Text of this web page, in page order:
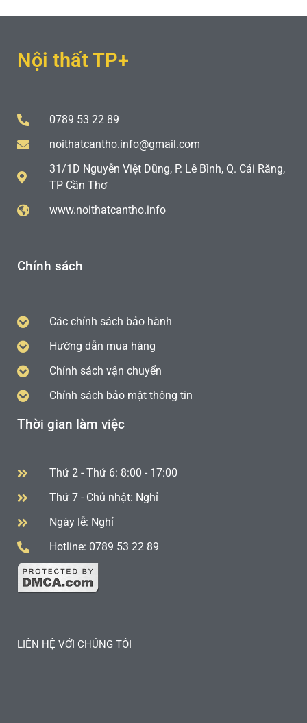
Nội thất TP+
0789 53 22 89
noithatcantho.info@gmail.com
31/1D Nguyễn Việt Dũng, P. Lê Bình, Q. Cái Răng,
TP Cần Thơ
www.noithatcantho.info
Chính sách
Các chính sách bảo hành
Hướng dẫn mua hàng
Chính sách vận chuyển
Chính sách bảo mật thông tin
Thời gian làm việc
Thứ 2 - Thứ 6: 8:00 - 17:00
Thứ 7 - Chủ nhật: Nghỉ
Ngày lễ: Nghỉ
Hotline: 0789 53 22 89
LIÊN HỆ VỚI CHÚNG TÔI